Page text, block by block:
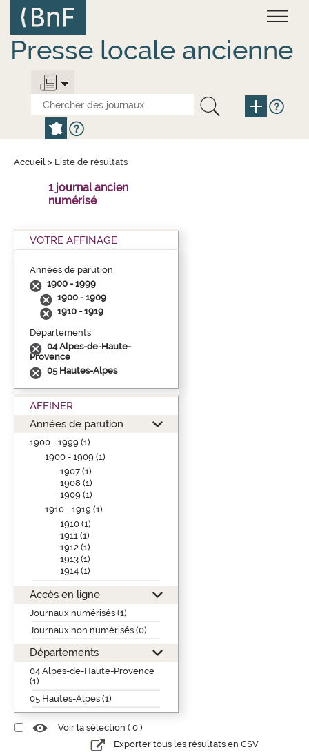
contenu
principal
Presse locale ancienne
Accueil > Liste de résultats
1 journal ancien
numérisé
VOTRE AFFINAGE
Années de parution
1900 - 1999
1900 - 1909
1910 - 1919
Départements
04 Alpes-de-Haute-
Provence
05 Hautes-Alpes
AFFINER
Années de parution
1900 - 1999 (1)
1900 - 1909 (1)
1907 (1)
1908 (1)
1909 (1)
1910 - 1919 (1)
1910 (1)
1911 (1)
1912 (1)
1913 (1)
1914 (1)
Accès en ligne
Journaux numérisés (1)
Journaux non numérisés (0)
Départements
04 Alpes-de-Haute-Provence
(1)
05 Hautes-Alpes (1)
Voir la sélection ( 0 )
Exporter tous les résultats en CSV
Panneau de gestion des cookies